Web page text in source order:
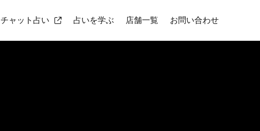
チャット占い 占いを学ぶ 店舗一覧 お問い合わせ